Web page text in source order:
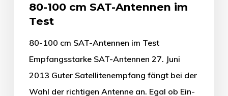
80-100 cm SAT-Antennen im
Test
80-100 cm SAT-Antennen im Test
Empfangsstarke SAT-Antennen 27. Juni
2013 Guter Satellitenempfang fängt bei der
Wahl der richtigen Antenne an. Egal ob Ein-